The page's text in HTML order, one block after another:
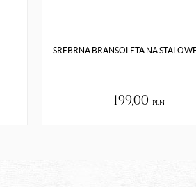
SREBRNA BRANSOLETA NA
199,00 pln